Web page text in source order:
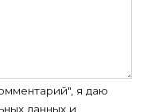
я даю
данных и